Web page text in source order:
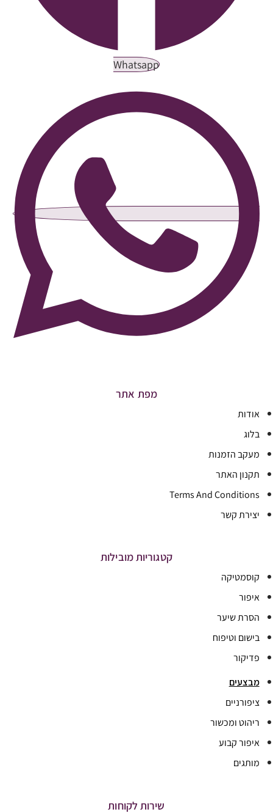
Whatsapp
מפת אתר
אודות
בלוג
מעקב הזמנות
תקנון האתר
Terms And Conditions
יצירת קשר
קטגוריות מובילות
קוסמטיקה
איפור
הסרת שיער
בישום וטיפוח
פדיקור
מבצעים
ציפורניים
ריהוט ומכשור
איפור קבוע
מותגים
שירות לקוחות